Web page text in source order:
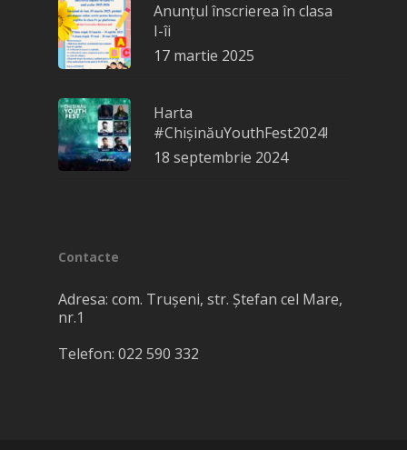
Anunțul înscrierea în clasa
I-îi
17 martie 2025
Harta
#ChișinăuYouthFest2024!
18 septembrie 2024
Contacte
Adresa: com. Truşeni, str. Ștefan cel Mare,
nr.1
Telefon: 022 590 332